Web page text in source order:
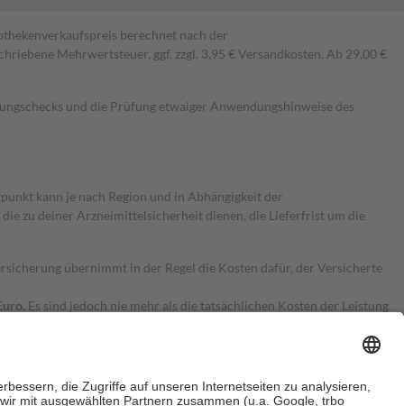
berechnet nach der
Mehrwertsteuer, ggf. zzgl. 3,95 € Versandkosten. Ab 29,00 €
und die Prüfung etwaiger Anwendungshinweise des
kann je nach Region und in Abhängigkeit der
zu deiner Arzneimittelsicherheit dienen, die Lieferfrist um die
übernimmt in der Regel die Kosten dafür, der Versicherte
Es sind jedoch nie mehr als die tatsächlichen Kosten der Leistung
Zuzahlungen an bei: